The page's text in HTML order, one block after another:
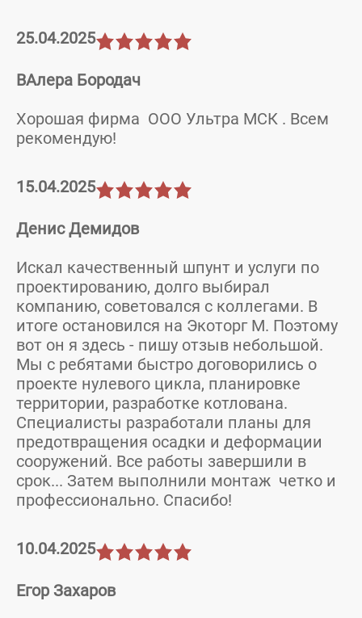
25.04.2025
ВАлера Бородач
Хорошая фирма ООО Ультра МСК . Всем
рекомендую!
15.04.2025
Денис Демидов
Искал качественный шпунт и услуги по
проектированию, долго выбирал
компанию, советовался с коллегами. В
итоге остановился на Экоторг М. Поэтому
вот он я здесь - пишу отзыв небольшой.
Мы с ребятами быстро договорились о
проекте нулевого цикла, планировке
территории, разработке котлована.
Специалисты разработали планы для
предотвращения осадки и деформации
сооружений. Все работы завершили в
срок... Затем выполнили монтаж четко и
профессионально. Спасибо!
10.04.2025
Егор Захаров